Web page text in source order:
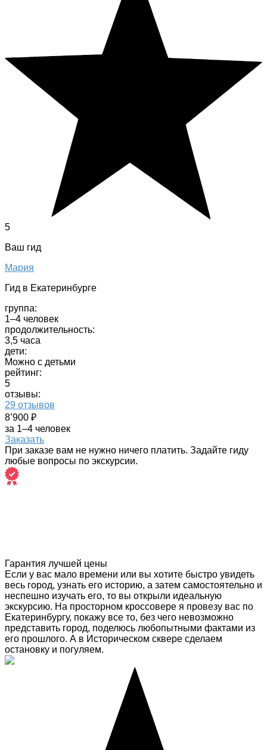
5
Ваш гид
Мария
Гид в Екатеринбурге
группа:
1–4 человек
продолжительность:
3,5 часа
дети:
Можно с детьми
рейтинг:
5
отзывы:
29 отзывов
8’900 ₽
за 1–4 человек
Заказать
При заказе вам не нужно ничего платить. Задайте гиду
любые вопросы по экскурсии.
Гарантия лучшей цены
Если у вас мало времени или вы хотите быстро увидеть
весь город, узнать его историю, а затем самостоятельно и
неспешно изучать его, то вы открыли идеальную
экскурсию. На просторном кроссовере я провезу вас по
Екатеринбургу, покажу все то, без чего невозможно
представить город, поделюсь любопытными фактами из
его прошлого. А в Историческом сквере сделаем
остановку и погуляем.